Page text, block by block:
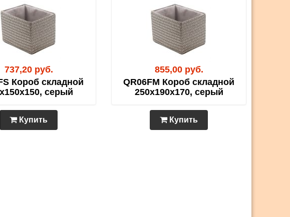
737,20 руб.
Короб складной
серый
Купить
855,00 руб.
QR06FM Короб складной
250х190х170, серый
Купить